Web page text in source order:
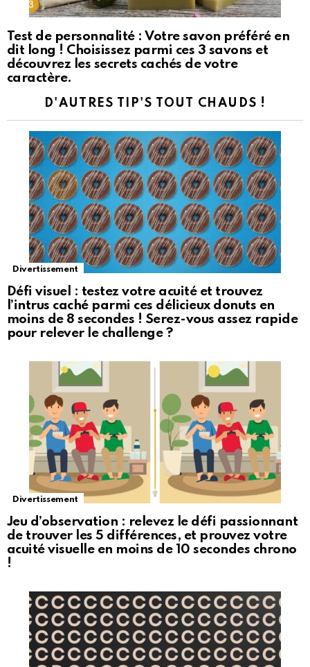
Test de personnalité : Votre savon préféré en
dit long ! Choisissez parmi ces 3 savons et
découvrez les secrets cachés de votre
caractère.
D'AUTRES TIP'S TOUT CHAUDS !
Divertissement
Défi visuel : testez votre acuité et trouvez
l’intrus caché parmi ces délicieux donuts en
moins de 8 secondes ! Serez-vous assez rapide
pour relever le challenge ?
Divertissement
Jeu d’observation : relevez le défi passionnant
de trouver les 5 différences, et prouvez votre
acuité visuelle en moins de 10 secondes chrono
!